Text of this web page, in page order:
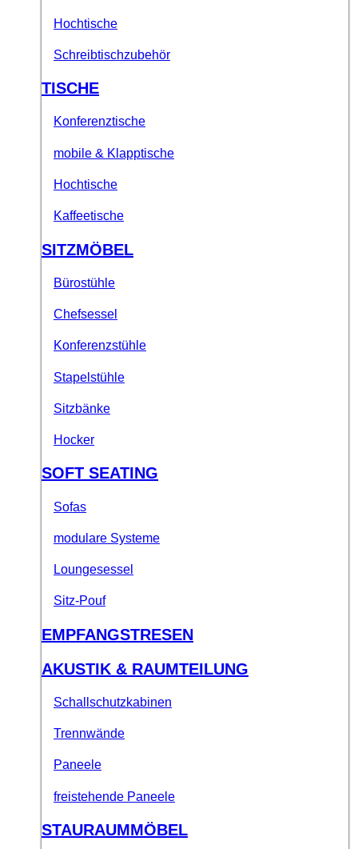
Hochtische
Schreibtischzubehör
TISCHE
Konferenztische
mobile & Klapptische
Hochtische
Kaffeetische
SITZMÖBEL
Bürostühle
Chefsessel
Konferenzstühle
Stapelstühle
Sitzbänke
Hocker
SOFT SEATING
Sofas
modulare Systeme
Loungesessel
Sitz-Pouf
EMPFANGSTRESEN
AKUSTIK & RAUMTEILUNG
Schallschutzkabinen
Trennwände
Paneele
freistehende Paneele
STAURAUMMÖBEL